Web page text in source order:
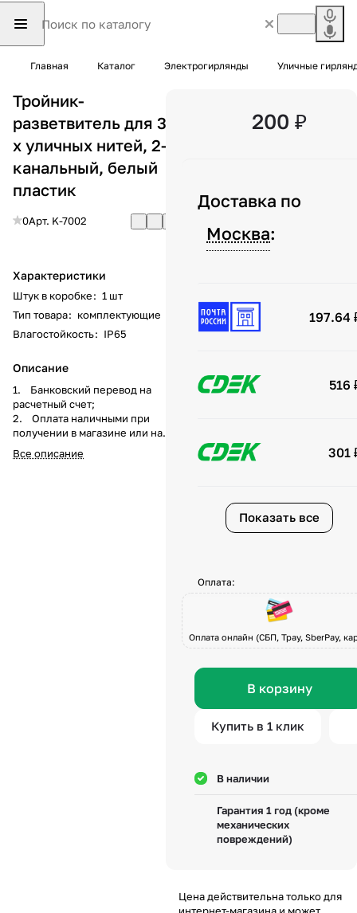
Главная Каталог Электрогирлянды Уличные
Тройник-
разветвитель для 3-
х уличных нитей, 2-х
канальный, белый
пластик
0Арт. K-7002
Характеристики
Штук в коробке: 1 шт
Тип товара: комплектующие
Влагостойкость: IP65
Описание
1. Банковский перевод на
расчетный счет;
2. Оплата наличными при
получении в магазине или на
складе компании а
также курьеру при доставке;
Все описание
200 ₽
Доставка по
Москва:
197.64
516
301
Показать все
Оплата:
Оплата онлайн (СБП, Tpay, SberPay,
В корзину
Купить в 1 клик
В наличии
Гарантия 1 год (кроме
механических
повреждений)
Цена действительна только для